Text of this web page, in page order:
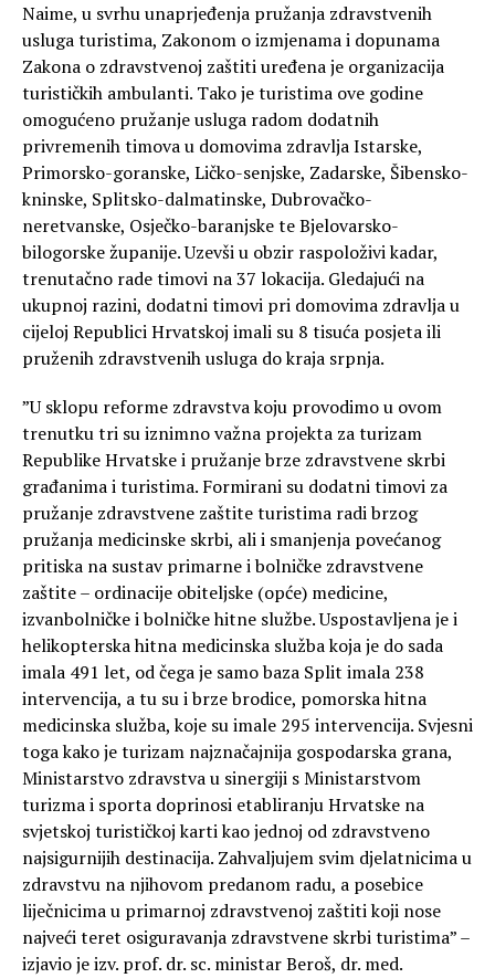
Naime, u svrhu unaprjeđenja pružanja zdravstvenih
usluga turistima, Zakonom o izmjenama i dopunama
Zakona o zdravstvenoj zaštiti uređena je organizacija
turističkih ambulanti. Tako je turistima ove godine
omogućeno pružanje usluga radom dodatnih
privremenih timova u domovima zdravlja Istarske,
Primorsko-goranske, Ličko-senjske, Zadarske, Šibensko-
kninske, Splitsko-dalmatinske, Dubrovačko-
neretvanske, Osječko-baranjske te Bjelovarsko-
bilogorske županije. Uzevši u obzir raspoloživi kadar,
trenutačno rade timovi na 37 lokacija. Gledajući na
ukupnoj razini, dodatni timovi pri domovima zdravlja u
cijeloj Republici Hrvatskoj imali su 8 tisuća posjeta ili
pruženih zdravstvenih usluga do kraja srpnja.
”U sklopu reforme zdravstva koju provodimo u ovom
trenutku tri su iznimno važna projekta za turizam
Republike Hrvatske i pružanje brze zdravstvene skrbi
građanima i turistima. Formirani su dodatni timovi za
pružanje zdravstvene zaštite turistima radi brzog
pružanja medicinske skrbi, ali i smanjenja povećanog
pritiska na sustav primarne i bolničke zdravstvene
zaštite – ordinacije obiteljske (opće) medicine,
izvanbolničke i bolničke hitne službe. Uspostavljena je i
helikopterska hitna medicinska služba koja je do sada
imala 491 let, od čega je samo baza Split imala 238
intervencija, a tu su i brze brodice, pomorska hitna
medicinska služba, koje su imale 295 intervencija. Svjesni
toga kako je turizam najznačajnija gospodarska grana,
Ministarstvo zdravstva u sinergiji s Ministarstvom
turizma i sporta doprinosi etabliranju Hrvatske na
svjetskoj turističkoj karti kao jednoj od zdravstveno
najsigurnijih destinacija. Zahvaljujem svim djelatnicima u
zdravstvu na njihovom predanom radu, a posebice
liječnicima u primarnoj zdravstvenoj zaštiti koji nose
najveći teret osiguravanja zdravstvene skrbi turistima” –
izjavio je izv. prof. dr. sc. ministar Beroš, dr. med.